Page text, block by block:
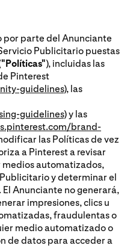
por parte del Anunciante
Publicitario puestas
"Políticas"), incluidas las
Pinterest
guidelines), las
guidelines) y las
brand-
las Políticas de vez
a Pinterest a revisar
automatizados,
y determinar el
Anunciante no generará,
impresiones, clics u
fraudulentas o
medio automatizado o
de datos para acceder a